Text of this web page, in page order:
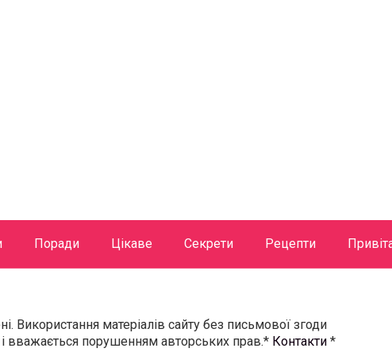
Поради Цікаве Секрети Рецепти
Використання матеріалів сайту без письмової згоди
і вважається порушенням авторських прав.* Контакти *